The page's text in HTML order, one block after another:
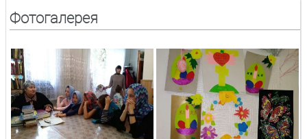
Фотогалерея